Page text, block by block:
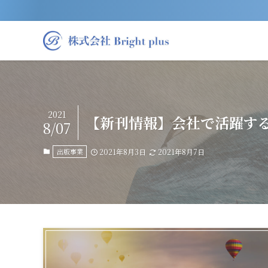
【新刊情報】会社で活躍
2021
8/07
出版事業 2021年8月3日 2021年8月7日